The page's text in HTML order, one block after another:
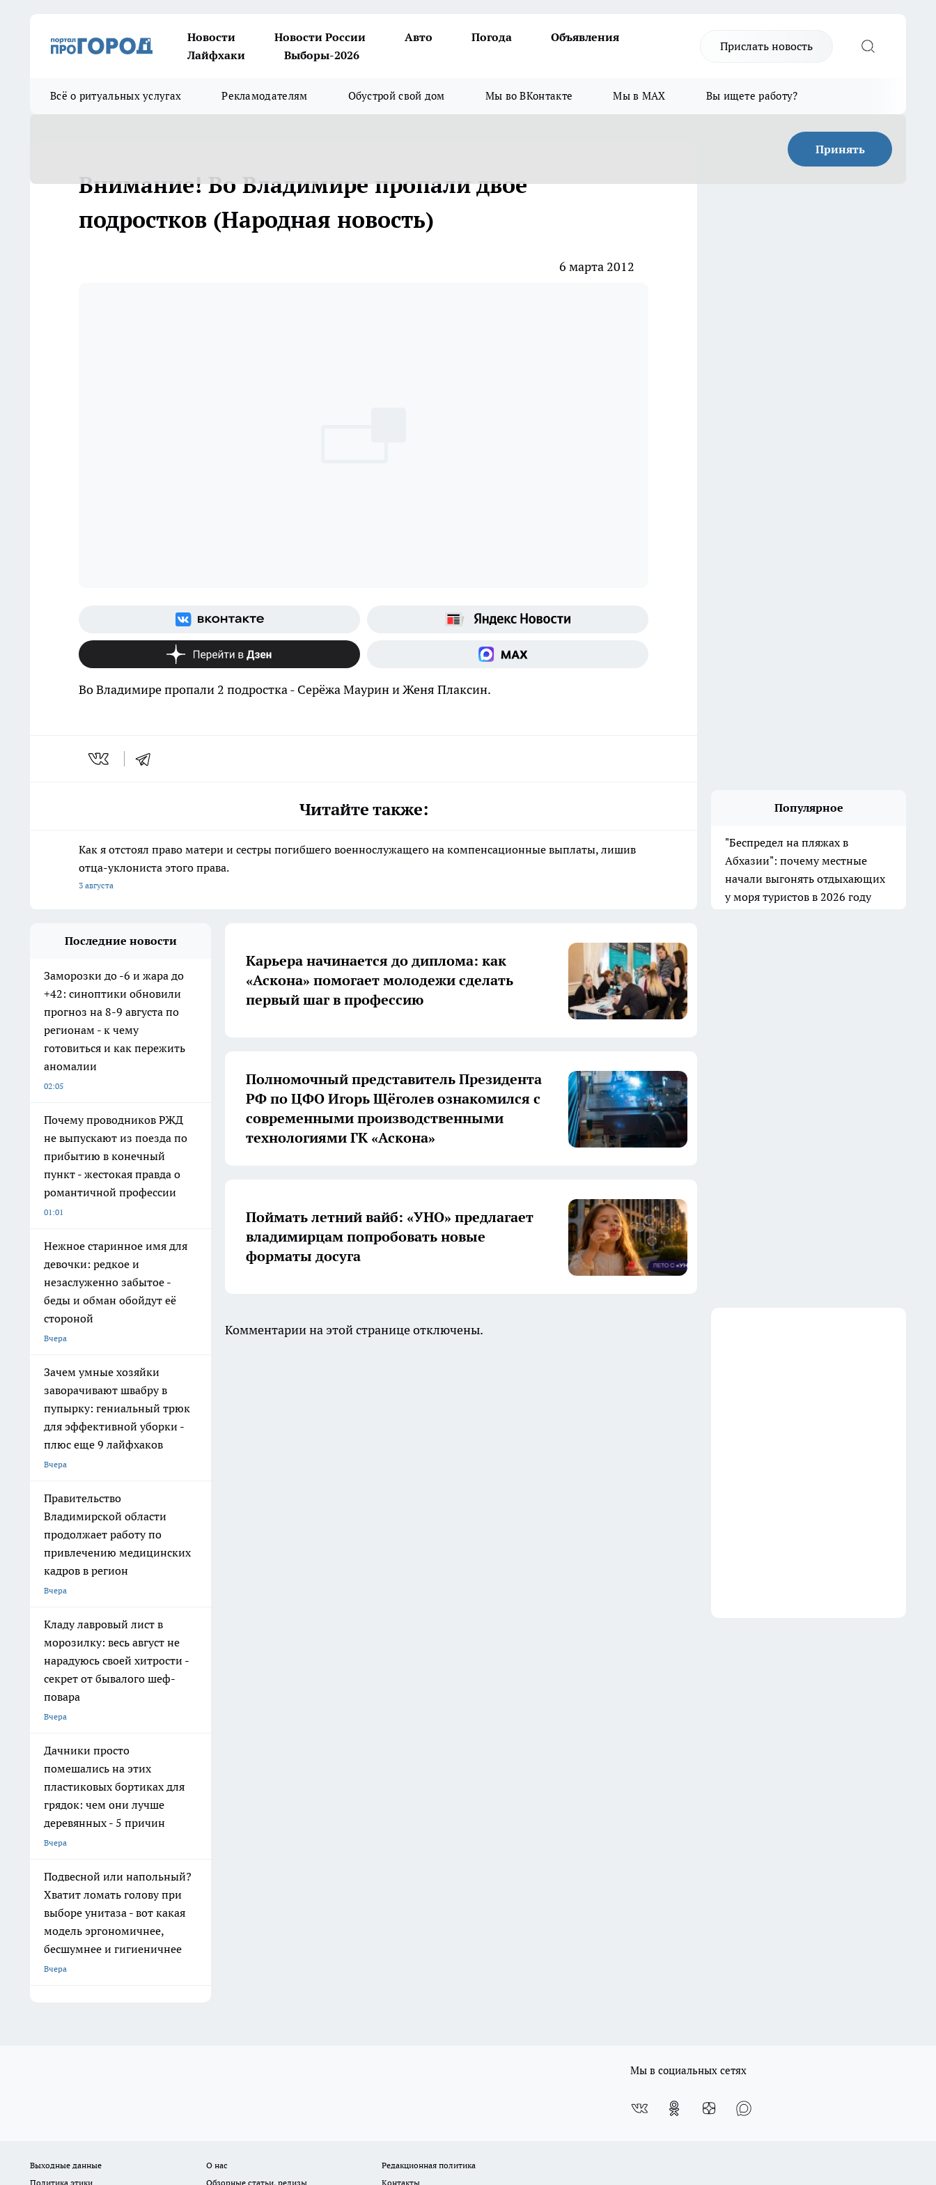
Новости Новости России Авто Погода
Объявления
Лайфхаки
Выборы-2026
Прислать новость
Всё о ритуальных услугах Рекламодателям Обустрой свой дом Мы во ВКонтакте Мы в MAX Вы ищете работу?
Принять
Внимание! Во Владимире пропали двое
подростков (Народная новость)
6 марта 2012
Во Владимире пропали 2 подростка - Серёжа Маурин и Женя Плаксин.
Читайте также:
Как я отстоял право матери и сестры погибшего военнослужащего на компенсационные выплаты, лишив
отца-уклониста этого права.
3 августа
Популярное
"Беспредел на пляжах в
Абхазии": почему местные
начали выгонять отдыхающих
у моря туристов в 2026 году
Последние новости
Заморозки до -6 и жара до
+42: синоптики обновили
прогноз на 8-9 августа по
регионам - к чему
готовиться и как пережить
аномалии
02:05
Почему проводников РЖД
не выпускают из поезда по
прибытию в конечный
пункт - жестокая правда о
романтичной профессии
01:01
Нежное старинное имя для
девочки: редкое и
незаслуженно забытое -
беды и обман обойдут её
стороной
Вчера
Зачем умные хозяйки
заворачивают швабру в
пупырку: гениальный трюк
для эффективной уборки -
плюс еще 9 лайфхаков
Вчера
Правительство
Владимирской области
продолжает работу по
привлечению медицинских
кадров в регион
Вчера
Кладу лавровый лист в
морозилку: весь август не
нарадуюсь своей хитрости -
секрет от бывалого шеф-
повара
Вчера
Дачники просто
помешались на этих
пластиковых бортиках для
грядок: чем они лучше
деревянных - 5 причин
Вчера
Подвесной или напольный?
Хватит ломать голову при
выборе унитаза - вот какая
модель эргономичнее,
бесшумнее и гигиеничнее
Вчера
Карьера начинается до диплома: как
«Аскона» помогает молодежи сделать
первый шаг в профессию
Полномочный представитель Президента
РФ по ЦФО Игорь Щёголев ознакомился с
современными производственными
технологиями ГК «Аскона»
Поймать летний вайб: «УНО» предлагает
владимирцам попробовать новые
форматы досуга
Комментарии на этой странице отключены.
Мы в социальных сетях
Выходные данные О нас
Редакционная политика
Политика этики
Обзорные статьи, релизы Контакты